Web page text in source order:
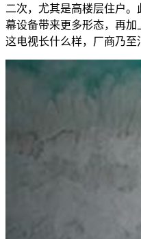
二次，尤其是高楼层住户
幕设备带来更多形态，再加
这电视长什么样，厂商乃至